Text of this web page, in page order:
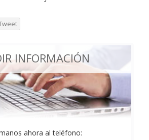
INFORMACIÓN
ahora al teléfono: